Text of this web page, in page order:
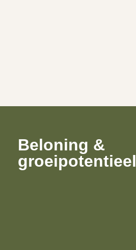
Beloning &
groeipotentieel